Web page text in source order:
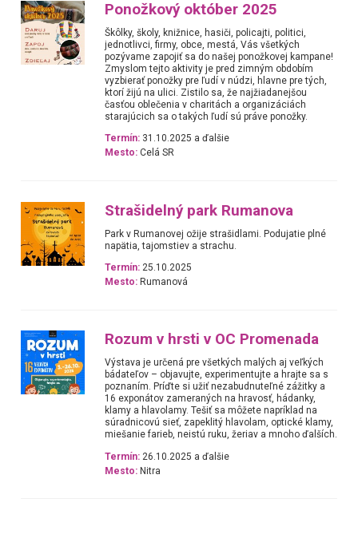
Ponožkový október 2025
Škôlky, školy, knižnice, hasiči, policajti, politici,
jednotlivci, firmy, obce, mestá, Vás všetkých
pozývame zapojiť sa do našej ponožkovej kampane!
Zmyslom tejto aktivity je pred zimným obdobím
vyzbierať ponožky pre ľudí v núdzi, hlavne pre tých,
ktorí žijú na ulici. Zistilo sa, že najžiadanejšou
časťou oblečenia v charitách a organizáciách
starajúcich sa o takých ľudí sú práve ponožky.
Termín: 31.10.2025 a ďalšie
Mesto: Celá SR
Strašidelný park Rumanova
Park v Rumanovej ožije strašidlami. Podujatie plné
napätia, tajomstiev a strachu.
Termín: 25.10.2025
Mesto: Rumanová
Rozum v hrsti v OC Promenada
Výstava je určená pre všetkých malých aj veľkých
bádateľov – objavujte, experimentujte a hrajte sa s
poznaním. Príďte si užiť nezabudnuteľné zážitky a
16 exponátov zameraných na hravosť, hádanky,
klamy a hlavolamy. Tešiť sa môžete napríklad na
súradnicovú sieť, zapeklitý hlavolam, optické klamy,
miešanie farieb, neistú ruku, žeriav a mnoho ďalších.
Termín: 26.10.2025 a ďalšie
Mesto: Nitra